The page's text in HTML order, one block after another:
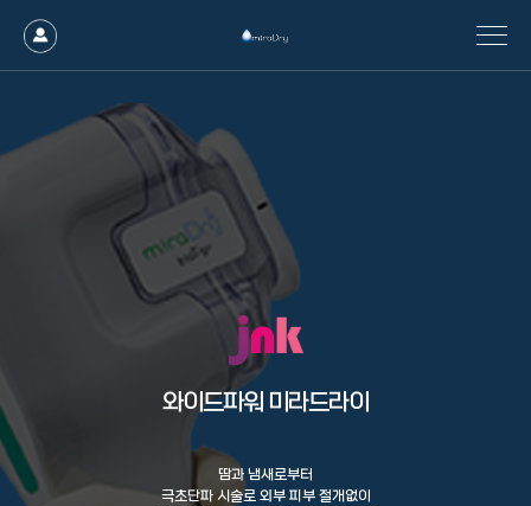
와이드파워 미라드라이
땀과 냄새로부터
극초단파 시술로 외부 피부 절개없이